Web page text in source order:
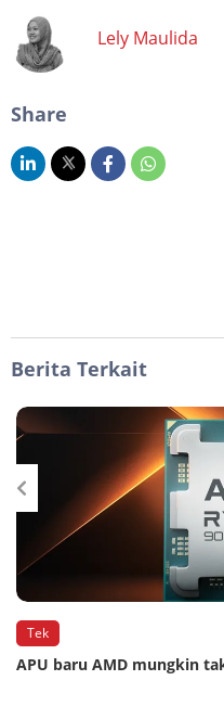
Lely Maulida
Share
Berita Terkait
Tek
APU baru AMD mungkin